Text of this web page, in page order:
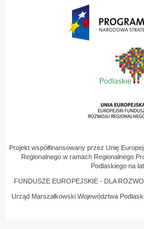
Projekt współfinansowany przez Unię
Regionalnego w ramach Regionalnego
Podlaskiego na
FUNDUSZE EUROPEJSKIE - DLA
Urząd Marszałkowski Województwa